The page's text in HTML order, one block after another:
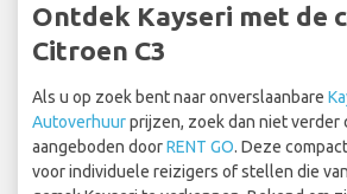
Ontdek Kayseri met de
Citroen C3
Als u op zoek bent naar onverslaanbare
Autoverhuurprijzen, zoek dan niet verder
aangeboden doorRENT GO. Deze
voor individuele reizigers of stellen die